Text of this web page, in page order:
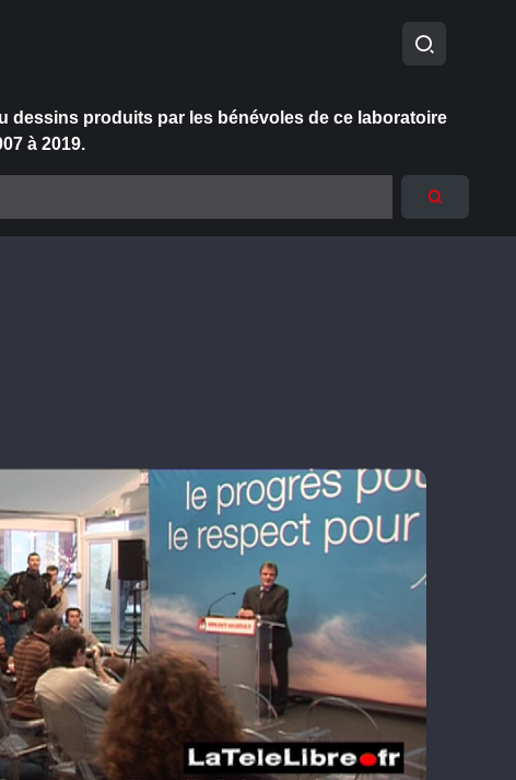
dessins produits par les bénévoles de ce laboratoire
à 2019.